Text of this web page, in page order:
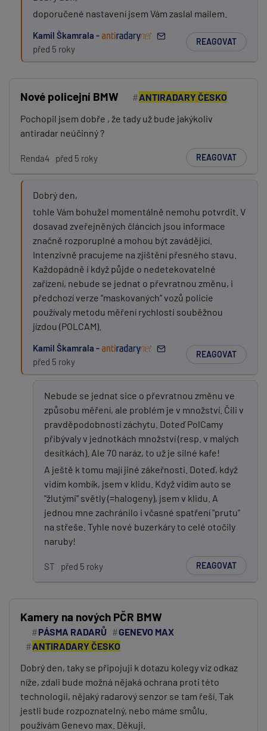
PŘIDAT PŘÍSPĚVEK
doporučené nastavení jsem Vám zaslal mailem.
Kamil Škamrala -
před 5 roky
REAGOVAT
Nové policejní BMW
ANTIRADARY ČESKO
Pochopil jsem dobře , že tady už bude jakýkoliv
antiradar neúčinný ?
Renda4 před 5 roky REAGOVAT
Dobrý den,
tohle Vám bohužel momentálně nemohu potvrdit. V
dosavad zveřejněných článcích jsou informace
značně rozporuplné a mohou být zavádějící.
Intenzivně pracujeme na zjištění přesného stavu.
Každopádně i když půjde o nedetekovatelné
zařízení, nebude se jednat o převratnou změnu, i
předchozí verze “maskovaných” vozů policie
používaly metodu měření rychlosti souběžnou
jízdou (POLCAM).
Kamil Škamrala -
před 5 roky
REAGOVAT
Nebude se jednat sice o převratnou změnu ve
způsobu měření, ale problém je v množství. Čili v
pravděpodobnosti záchytu. Doteď PolCamy
přibývaly v jednotkách množství (resp. v malých
desítkách). Ale 70 naráz, to už je silné kafe!
A ještě k tomu mají jiné zákeřnosti. Doteď, když
vidím kombík, jsem v klidu. Když vidím auto se
"žlutými" světly (=halogeny), jsem v klidu. A
jednou mne zachránilo i včasné spatření "prutu"
na střeše. Tyhle nové buzerkáry to celé otočily
naruby!
ST před 5 roky REAGOVAT
Kamery na nových PČR BMW
PÁSMA RADARŮ
GENEVO MAX
ANTIRADARY ČESKO
Dobrý den, taky se připojuji k dotazu kolegy viz odkaz
níže, zdali bude možná nějaká ochrana proti této
technologii, nějaký radarový senzor se tam řeší. Tak
jestli bude rozpoznatelný, nebo máme smůlu.
používám Genevo max. Děkuji.